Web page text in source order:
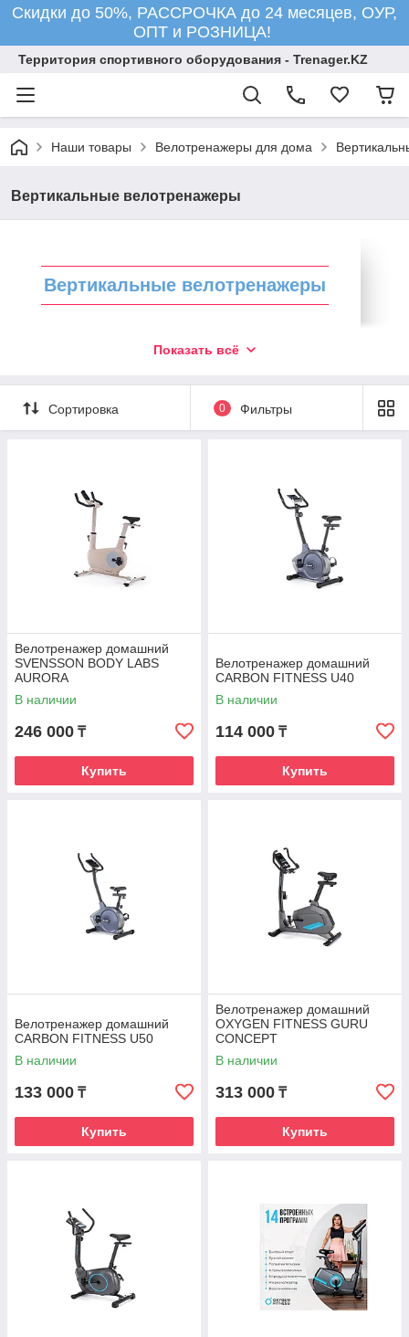
Скидки до 50%, РАССРОЧКА до 24 месяцев, ОУР,
ОПТ и РОЗНИЦА!
Территория спортивного оборудования - Trenager.KZ
Наши товары Велотренажеры для дома
Вертикальные велотренажеры
Вертикальные велотренажеры
Вертикальный велотренажер похож на самый
вы занимаетесь на нем происходит полная
имитация езды на трековом велосипеде.
позволяет выполнять ускорения как при езде
на настоящем велосипеде, с отрывом
Даже участники всемирно известного
соревнования по триатлону «Iron Man»
не стесняются говорить, что тренируются
по всему телу.
Витрина
рады предложить нашим клиентам:
Ассортимент
Большой выбор моделей. Модели с небольшими
габаритами, для размещения на ограниченной
площади
Высокое качество продукции, подтвержденное
Показать всё
Сортировка 0 Фильтры
Велотренажер домашний
SVENSSON BODY LABS
AURORA
В наличии
246 000 ₸
Купить
Велотренажер домашний
CARBON FITNESS U40
В наличии
114 000 ₸
Купить
Велотренажер домашний
CARBON FITNESS U50
В наличии
133 000 ₸
Купить
Велотренажер домашний
OXYGEN FITNESS GURU
CONCEPT
В наличии
313 000 ₸
Купить